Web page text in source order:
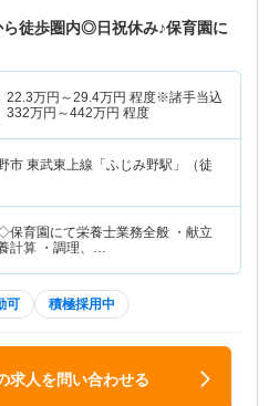
ら徒歩圏内◎日祝休み♪保育園に
22.3万円～29.4万円 程度※諸手当込
332万円～442万円 程度
市 東武東上線「ふじみ野駅」（徒
保育園にて栄養士業務全般 ・献立
計算 ・調理、…
可 積極採用中
求人を問い合わせる